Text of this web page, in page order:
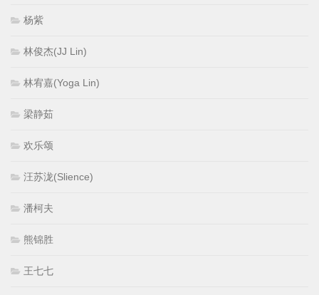
杨紫
林俊杰(JJ Lin)
林宥嘉(Yoga Lin)
梁静茹
欢乐颂
汪苏泷(Slience)
潘柯夫
熊锦胜
王七七